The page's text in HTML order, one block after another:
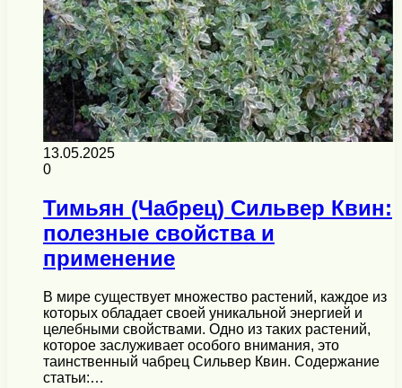
13.05.2025
0
Тимьян (Чабрец) Сильвер Квин:
полезные свойства и
применение
В мире существует множество растений, каждое из
которых обладает своей уникальной энергией и
целебными свойствами. Одно из таких растений,
которое заслуживает особого внимания, это
таинственный чабрец Сильвер Квин. Содержание
статьи:…